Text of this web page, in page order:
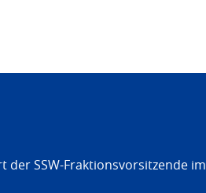
der SSW-Fraktionsvorsitzende im